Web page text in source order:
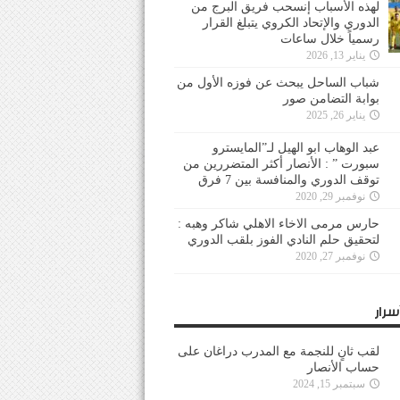
لهذه الأسباب إنسحب فريق البرج من
الدوري والإتحاد الكروي يتبلغ القرار
رسمياً خلال ساعات
يناير 13, 2026
شباب الساحل يبحث عن فوزه الأول من
بوابة التضامن صور
يناير 26, 2025
عبد الوهاب ابو الهيل لـ”المايسترو
سبورت ” : الأنصار أكثر المتضررين من
توقف الدوري والمنافسة بين 7 فرق
نوفمبر 29, 2020
حارس مرمى الاخاء الاهلي شاكر وهبه :
لتحقيق حلم النادي الفوز بلقب الدوري
نوفمبر 27, 2020
لقب ثانٍ للنجمة مع المدرب دراغان على
حساب الأنصار
سبتمبر 15, 2024